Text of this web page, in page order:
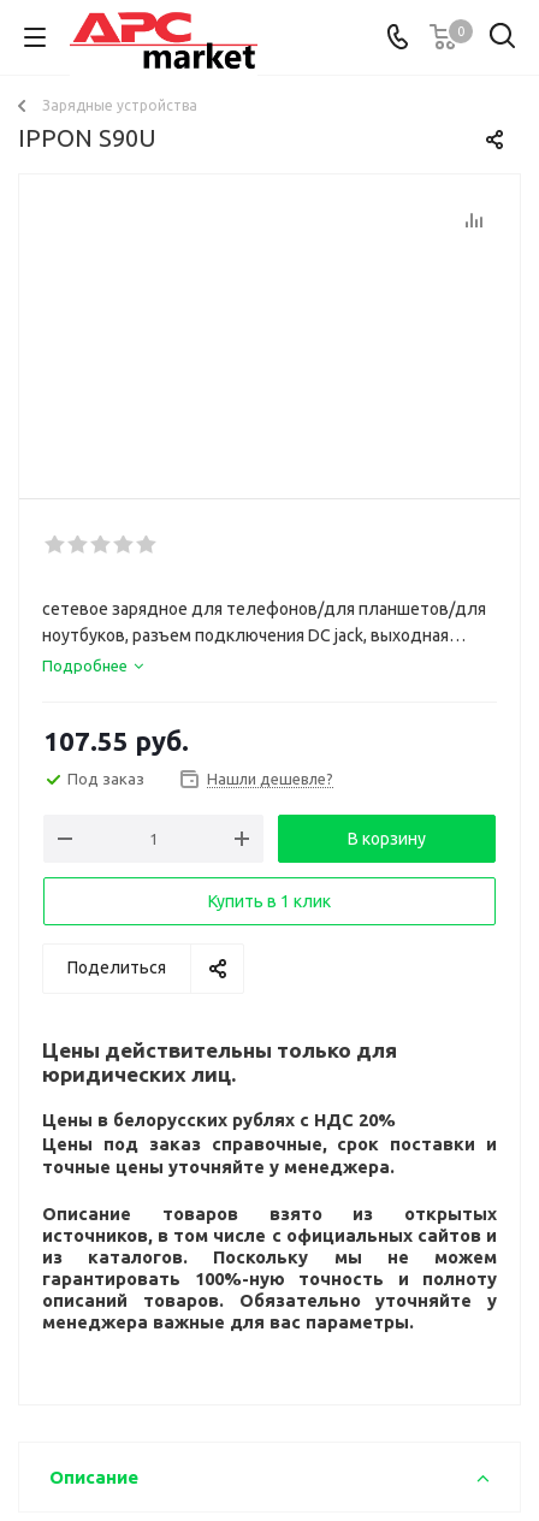
0
Зарядные устройства
IPPON S90U
сетевое зарядное для телефонов/для планшетов/для
ноутбуков, разъем подключения DC jack, выходная
мощность 90 Вт, кабель 1.15 м
Подробнее
107.55 руб.
Под заказ Нашли дешевле?
В корзину
Купить в 1 клик
Поделиться
Цены действительны только для
юридических лиц.
Цены в белорусских рублях с НДС 20%
Цены под заказ справочные, срок поставки и
точные цены уточняйте у менеджера.
Описание товаров взято из открытых
источников, в том числе с официальных сайтов и
из каталогов. Поскольку мы не можем
гарантировать 100%-ную точность и полноту
описаний товаров. Обязательно уточняйте у
менеджера важные для вас параметры.
Описание